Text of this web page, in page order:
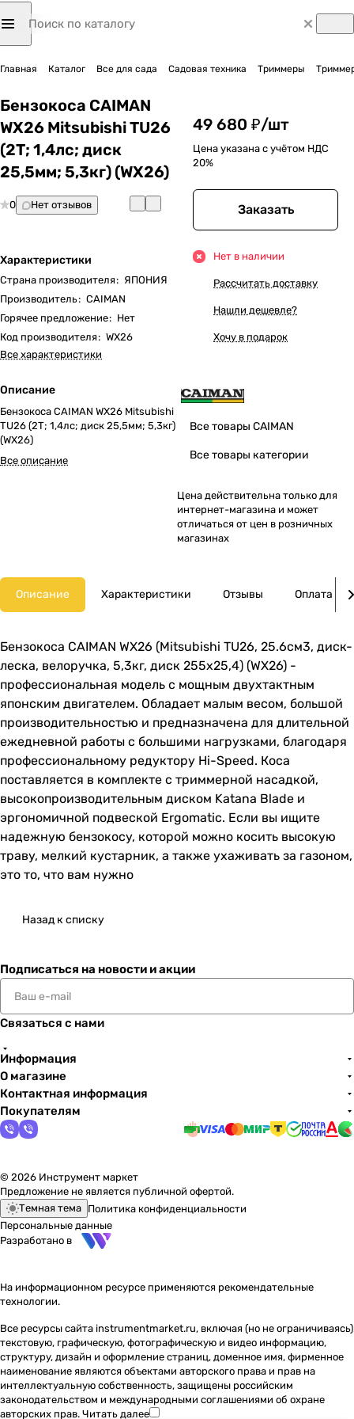
Главная Каталог Все для сада Садовая техника Триммеры
Бензокоса CAIMAN
WX26 Mitsubishi TU26
(2Т; 1,4лс; диск
25,5мм; 5,3кг) (WX26)
0 Нет отзывов
Характеристики
Страна производителя: ЯПОНИЯ
Производитель: CAIMAN
Горячее предложение: Нет
Код производителя: WX26
Все характеристики
Описание
Бензокоса CAIMAN WX26 Mitsubishi
TU26 (2Т; 1,4лс; диск 25,5мм; 5,3кг)
(WX26)
Все описание
49 680 ₽/шт
Цена указана с учётом НДС
20%
Заказать
Нет в наличии
Рассчитать доставку
Нашли дешевле?
Хочу в подарок
Все товары CAIMAN
Все товары категории
Цена действительна только для
интернет-магазина и может
отличаться от цен в розничных
магазинах
Описание Характеристики Отзывы Оплата
Бензокоса CAIMAN WX26 (Mitsubishi TU26, 25.6см3, диск-
леска, велоручка, 5,3кг, диск 255х25,4) (WX26) -
профессиональная модель с мощным двухтактным
японским двигателем. Обладает малым весом, большой
производительностью и предназначена для длительной
ежедневной работы с большими нагрузками, благодаря
профессиональному редуктору Hi-Speed. Коса
поставляется в комплекте с триммерной насадкой,
высокопроизводительным диском Katana Blade и
эргономичной подвеской Ergomatic. Если вы ищите
надежную бензокосу, которой можно косить высокую
траву, мелкий кустарник, а также ухаживать за газоном,
это то, что вам нужно
Назад к списку
Подписаться на новости и акции
Связаться с нами
Информация
О магазине
Контактная информация
Покупателям
© 2026 Инструмент маркет
Предложение не является публичной офертой.
Темная тема Политика конфиденциальности
Персональные данные
Разработано в
На информационном ресурсе применяются рекомендательные
технологии.
Все ресурсы сайта instrumentmarket.ru, включая (но не ограничиваясь)
текстовую, графическую, фотографическую и видео информацию,
структуру, дизайн и оформление страниц, доменное имя, фирменное
наименование являются объектами авторского права и прав на
интеллектуальную собственность, защищены российским
законодательством и международными соглашениями об охране
авторских прав. Читать далее